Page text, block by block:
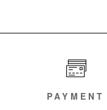
PAYMENT